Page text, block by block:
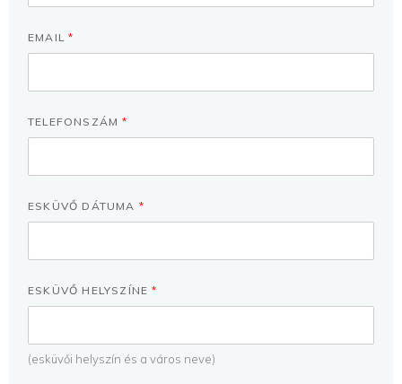
EMAIL*
TELEFONSZÁM*
ESKÜVŐ DÁTUMA *
ESKÜVŐ HELYSZÍNE*
(esküvői helyszín és a város neve)